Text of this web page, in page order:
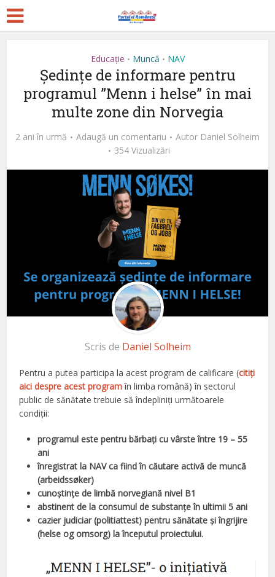
Educație • Muncă • NAV
Ședințe de informare pentru
programul ”Menn i helse” în mai
multe zone din Norvegia
2 ani în urmă Adaugă un comentariu Autor Daniel Solheim
354 Vizualizări
Scris de Daniel Solheim
Pentru a putea participa la acest program de calificare (citiți
aici despre acest programîn limba română) în sectorul
public de sănătate trebuie să îndepliniți următoarele
condiții:
programul este pentru bărbați cu vârste între 19 – 55
ani
înregistrat la NAV ca fiind în căutare activă de muncă
(arbeidssøker)
cunoștințe de limbă norvegiană nivel B1
abstinent de la consumul de substanțe în ultimii 5 ani
cazier judiciar (politiattest) pentru sănătate și îngrijire
(helse og omsorg) la începutul proiectului.